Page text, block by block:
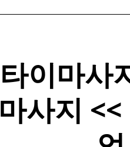
타이마사
마사지